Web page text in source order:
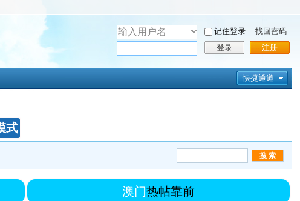
用
户
码
记住登录
登录
找回密码
注册
快捷通道
式
澳门热帖靠前